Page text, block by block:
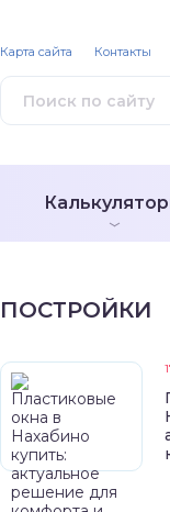
Карта сайта Контакты
ПОСТРОЙКИ